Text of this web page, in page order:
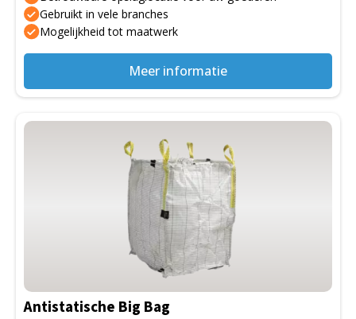
Gebruikt in vele branches
Mogelijkheid tot maatwerk
Meer informatie
de
productpagina
Antistatische Big Bag
Dit
gekozen
worden